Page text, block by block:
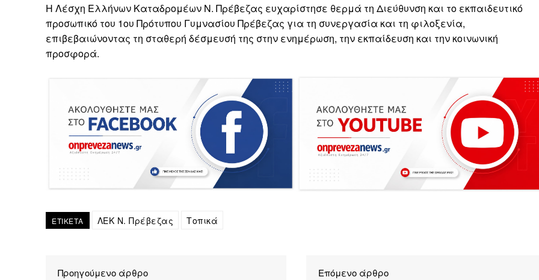
Η Λέσχη Ελλήνων Καταδρομέων Ν. Πρέβεζας ευχαρίστησε θερμά τη Διεύθυνση και το εκπαιδευτικό
προσωπικό του 1ου Πρότυπου Γυμνασίου Πρέβεζας για τη συνεργασία και τη φιλοξενία,
επιβεβαιώνοντας τη σταθερή δέσμευσή της στην ενημέρωση, την εκπαίδευση και την κοινωνική
προσφορά.
ΕΤΙΚΕΤΑ ΛΕΚ Ν. Πρέβεζας Τοπικά
Προηγούμενο άρθρο Επόμενο άρθρο